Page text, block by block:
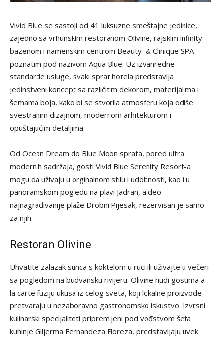
Vivid Blue se sastoji od 41 luksuzne smeštajne jedinice,
zajedno sa vrhunskim restoranom Olivine, rajskim infinity
bazenom i namenskim centrom Beauty & Clinique SPA
poznatim pod nazivom Aqua Blue. Uz izvanredne
standarde usluge, svaki sprat hotela predstavlja
jedinstveni koncept sa različitim dekorom, materijalima i
šemama boja, kako bi se stvorila atmosferu koja odiše
svestranim dizajnom, modernom arhitekturom i
opuštajućim detaljima.
Od Ocean Dream do Blue Moon sprata, pored ultra
modernih sadržaja, gosti Vivid Blue Serenity Resort-a
mogu da uživaju u orginalnom stilu i udobnosti, kao i u
panoramskom pogledu na plavi Jadran, a deo
najnagrađivanije plaže Drobni Pijesak, rezervisan je samo
za njih.
Restoran Olivine
Uhvatite zalazak sunca s koktelom u ruci ili uživajte u večeri
sa pogledom na budvansku rivijeru. Olivine nudi gostima a
la carte fuziju ukusa iz celog sveta, koji lokalne proizvode
pretvaraju u nezaboravno gastronomsko iskustvo. Izvrsni
kulinarski specijaliteti pripremljeni pod vođstvom šefa
kuhinje Giljerma Fernandeza Floreza, predstavljaju uvek